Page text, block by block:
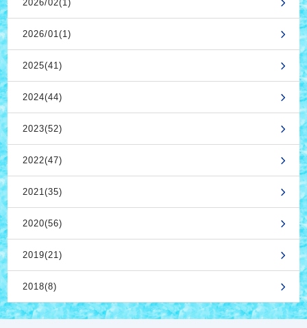
2026/02(1)
2026/01(1)
2025(41)
2024(44)
2023(52)
2022(47)
2021(35)
2020(56)
2019(21)
2018(8)